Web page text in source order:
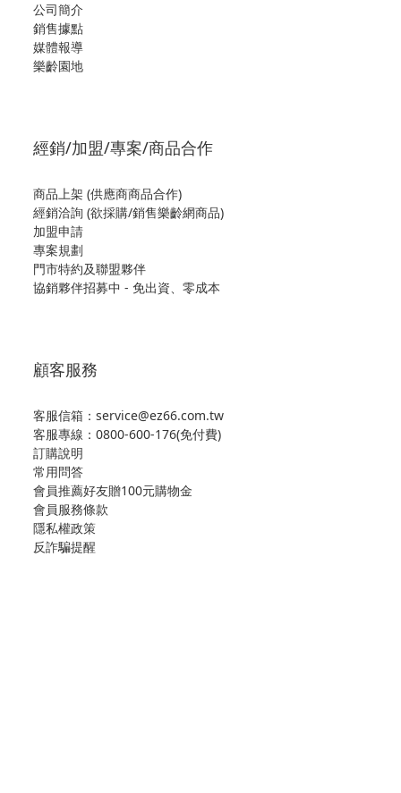
公司簡介
銷售據點
媒體報導
樂齡園地
經銷/加盟/專案/商品合作
商品上架 (供應商商品合作)
經銷洽詢 (欲採購/銷售樂齡網商品)
加盟申請
專案規劃
門市特約及聯盟夥伴
協銷夥伴招募中 - 免出資、零成本
顧客服務
客服信箱：service@ez66.com.tw
客服專線： 0800-600-176(免付費)
訂購說明
常用問答
會員推薦好友贈100元購物金
會員服務條款
隱私權政策
反詐騙提醒